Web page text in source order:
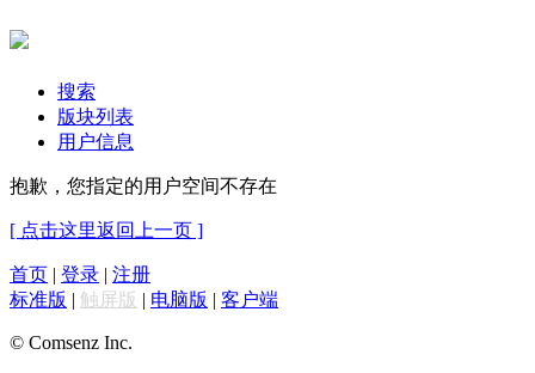
搜索
版块列表
用户信息
抱歉，您指定的用户空间不存在
[ 点击这里返回上一页 ]
首页 | 登录 | 注册
标准版 | 触屏版 | 电脑版 | 客户端
© Comsenz Inc.